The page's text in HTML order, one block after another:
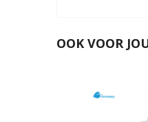
OOK VOOR